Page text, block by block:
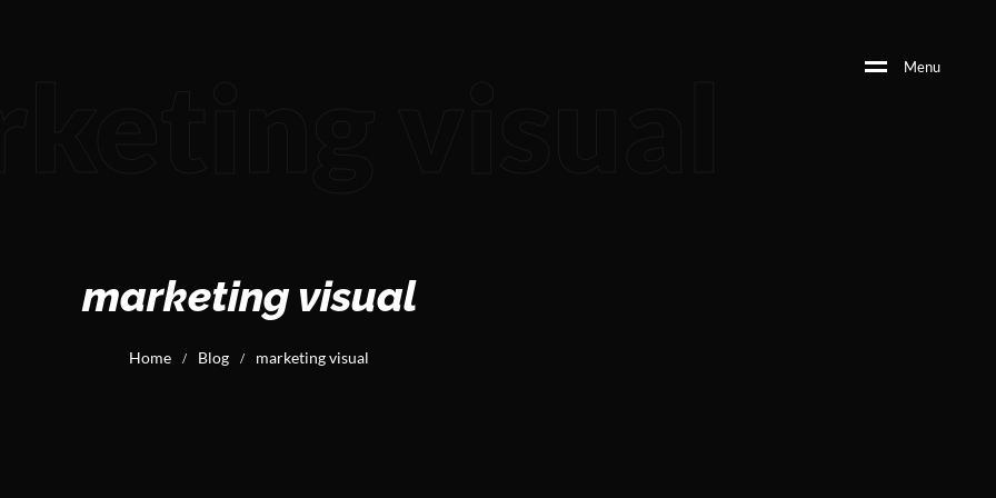
Menu
marketing visual
Home / Blog / marketing visual